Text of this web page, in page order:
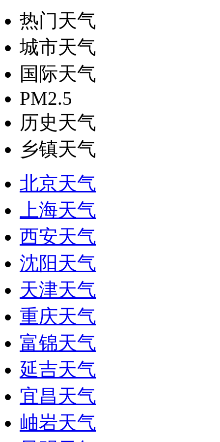
热门天气
城市天气
国际天气
PM2.5
历史天气
乡镇天气
北京天气
上海天气
西安天气
沈阳天气
天津天气
重庆天气
富锦天气
延吉天气
宜昌天气
岫岩天气